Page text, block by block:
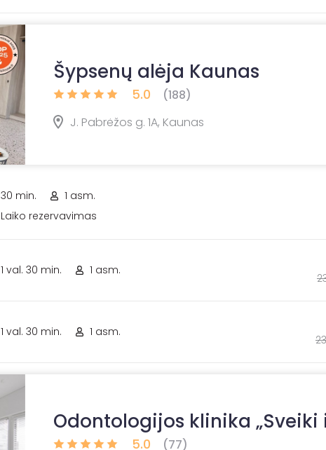
Šypsenų alėja Kaunas
5.0
(188)
J. Pabrėžos g. 1A, Kaunas
30 min.
1 asm.
Laiko rezervavimas
1 val. 30 min. 1 asm.
1 val. 30 min. 1 asm.
Odontologijos klinika „Sveiki
5.0
(77)